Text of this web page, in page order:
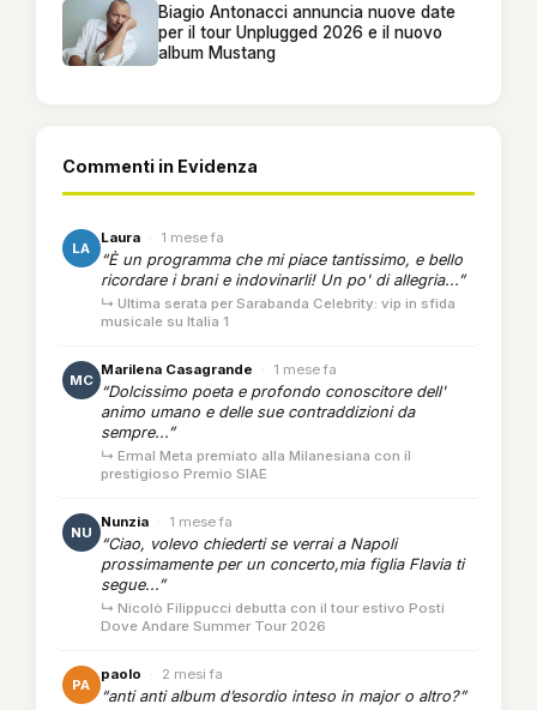
Biagio Antonacci annuncia nuove date
per il tour Unplugged 2026 e il nuovo
album Mustang
Commenti in Evidenza
LA
Laura · 1 mese fa
“È un programma che mi piace tantissimo, e bello
ricordare i brani e indovinarli! Un po' di allegria...”
↳ Ultima serata per Sarabanda Celebrity: vip in sfida
musicale su Italia 1
MC
Marilena Casagrande · 1 mese fa
“Dolcissimo poeta e profondo conoscitore dell'
animo umano e delle sue contraddizioni da
sempre...”
↳ Ermal Meta premiato alla Milanesiana con il
prestigioso Premio SIAE
NU
Nunzia · 1 mese fa
“Ciao, volevo chiederti se verrai a Napoli
prossimamente per un concerto,mia figlia Flavia ti
segue...”
↳ Nicolò Filippucci debutta con il tour estivo Posti
Dove Andare Summer Tour 2026
PA
paolo · 2 mesi fa
“anti anti album d’esordio inteso in major o altro?”